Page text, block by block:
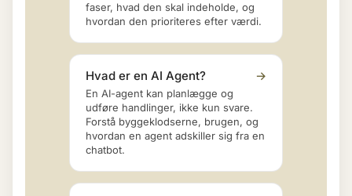
faser, hvad den skal indeholde, og
hvordan den prioriteres efter værdi.
Hvad er en AI Agent? →
En AI-agent kan planlægge og
udføre handlinger, ikke kun svare.
Forstå byggeklodserne, brugen, og
hvordan en agent adskiller sig fra en
chatbot.